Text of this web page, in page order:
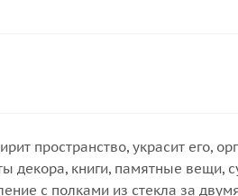
пространство, украсит его,
декора, книги, памятные вещи,
с полками из стекла за